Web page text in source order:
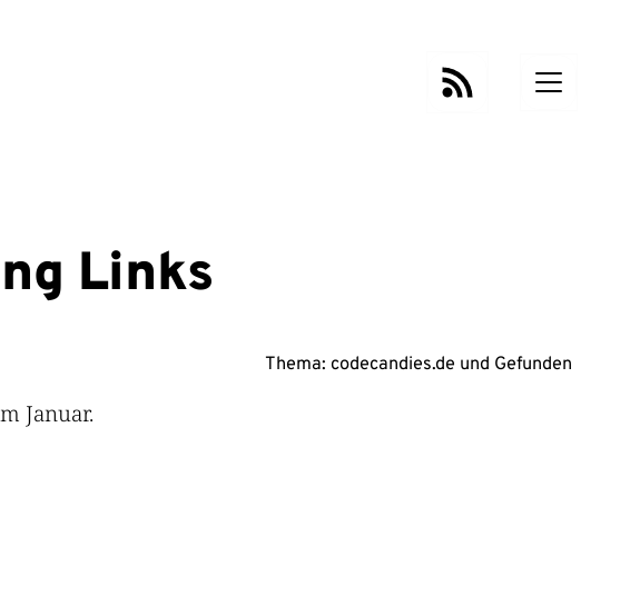
Links
Thema:codecandies.de und Gefunden
Januar.